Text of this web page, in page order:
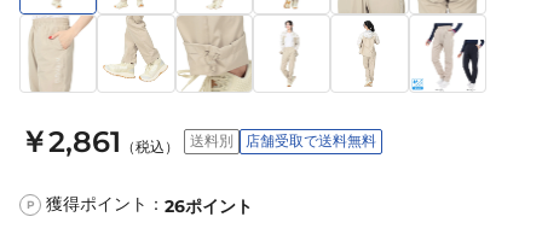
￥2,861 （税込） 送料別 店舗受取で送料無料
P 獲得ポイント： 26ポイント